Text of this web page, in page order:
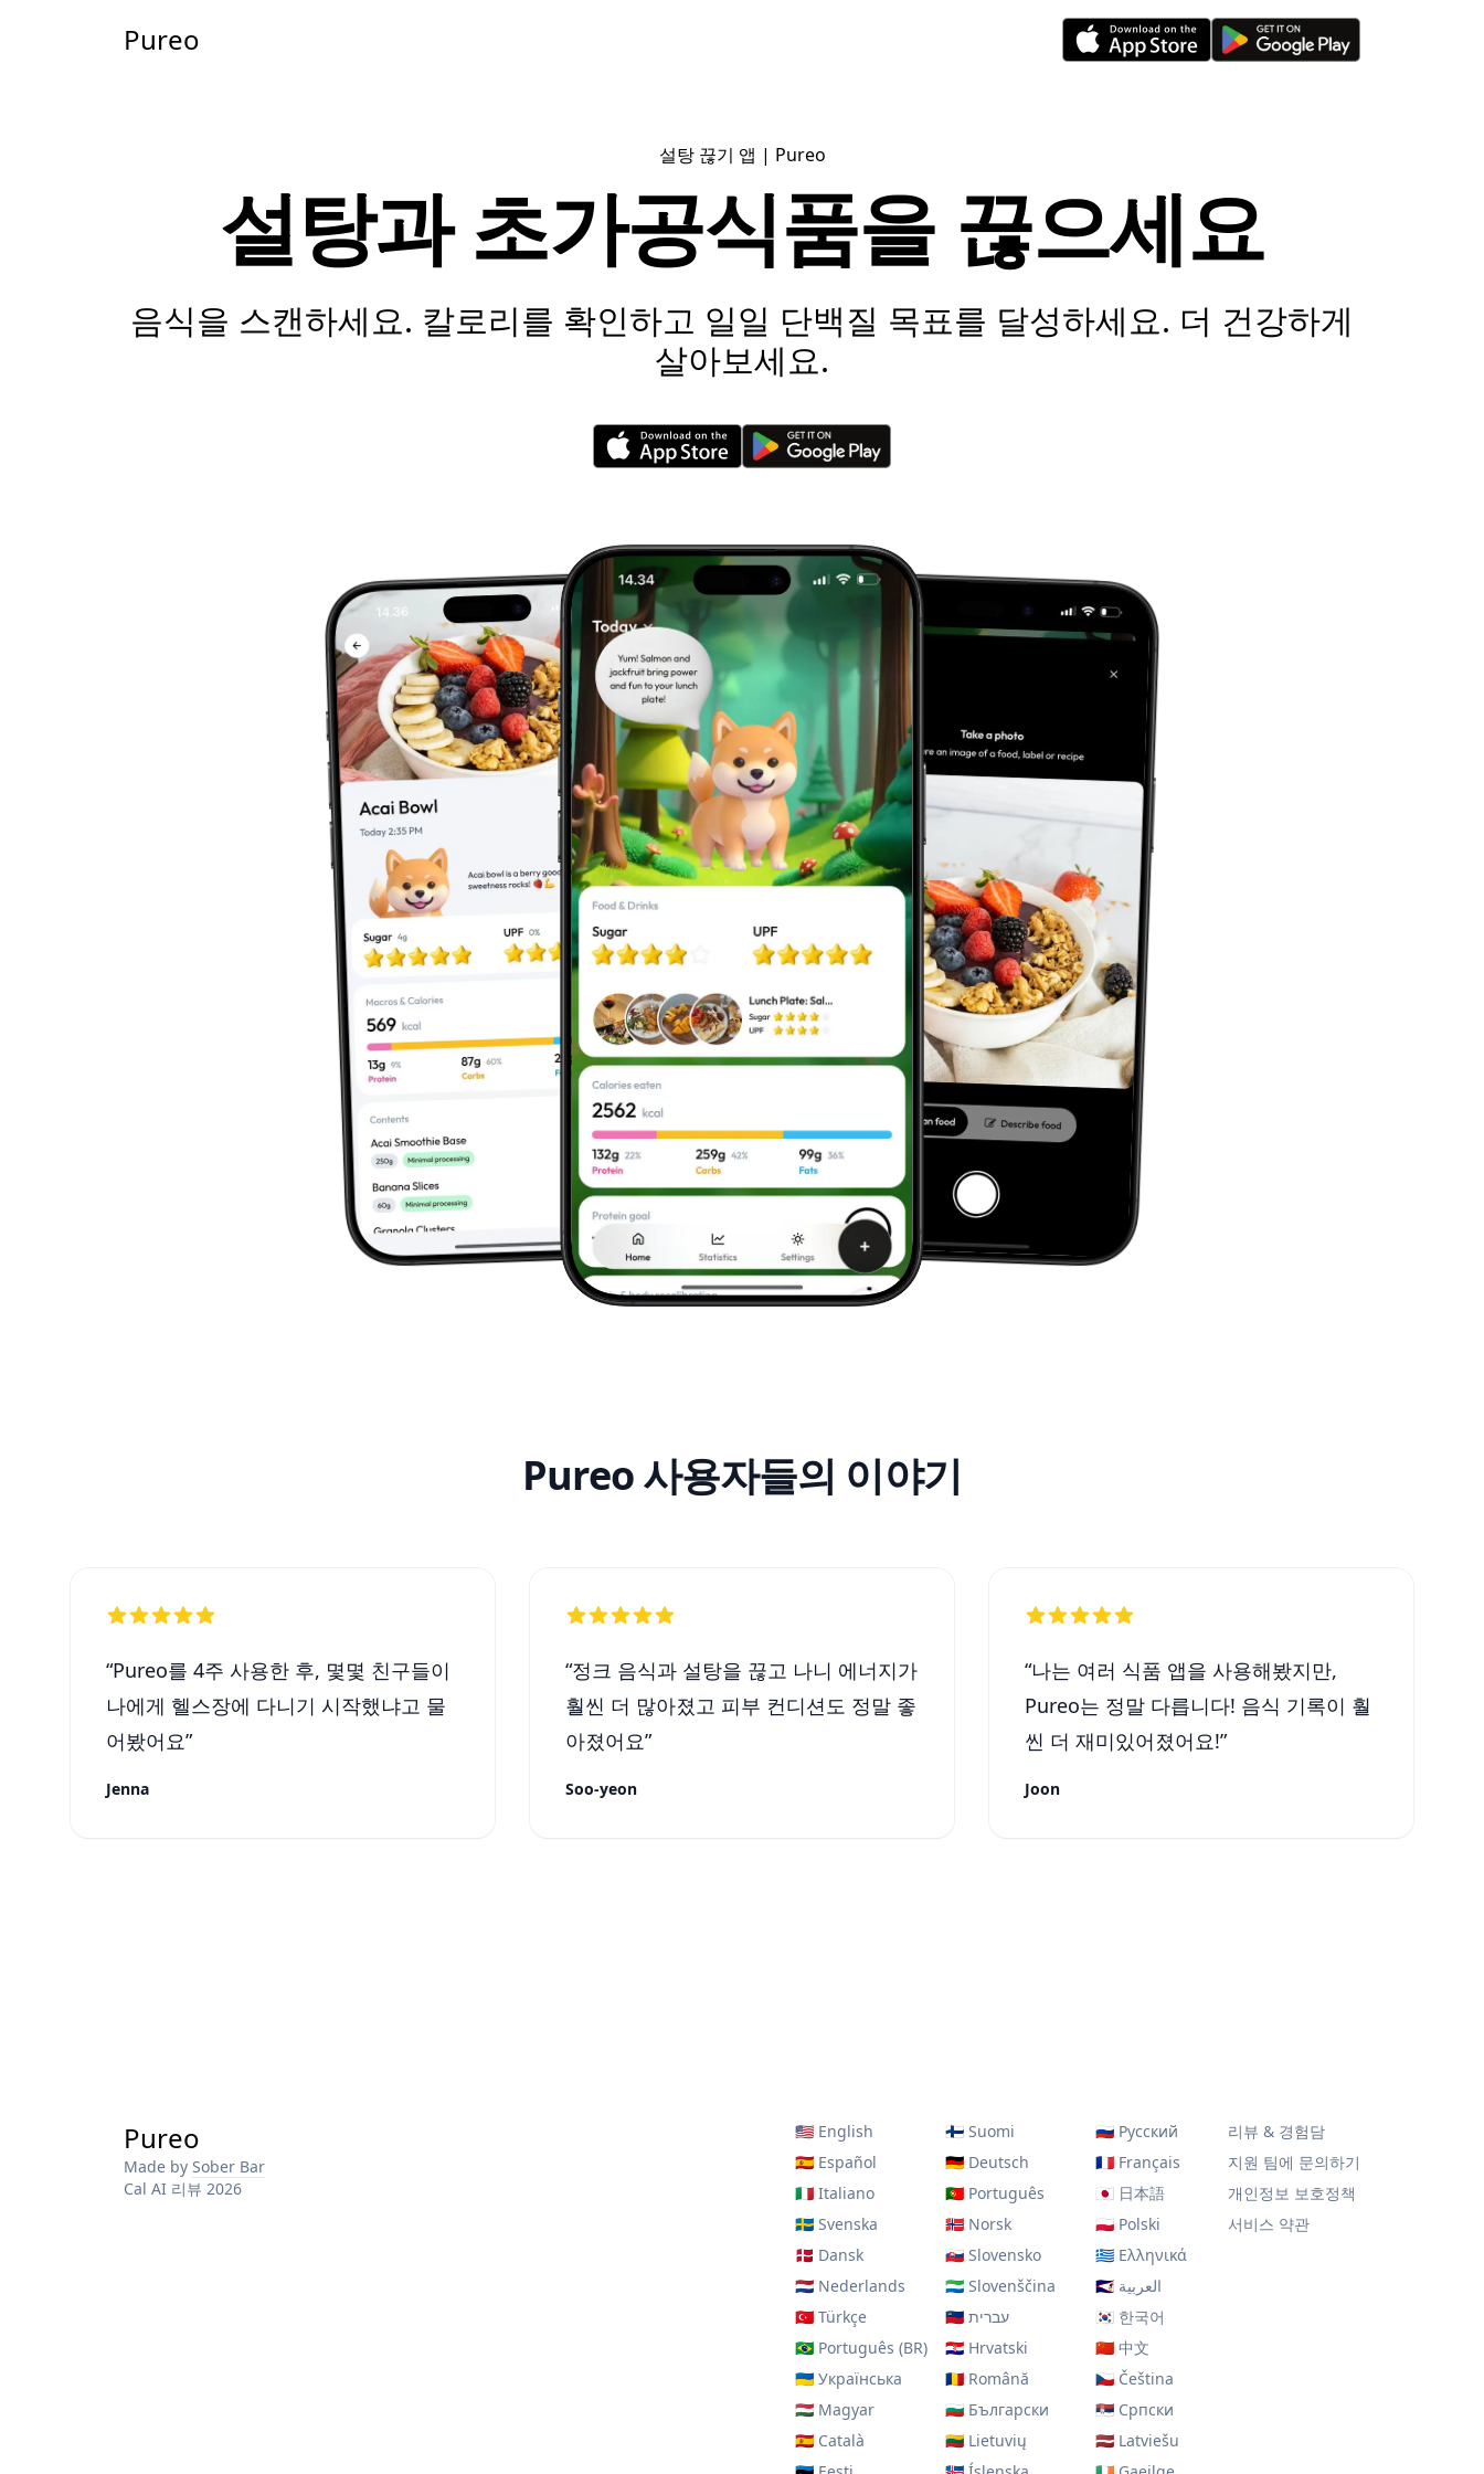
Pureo
설탕 끊기 앱 | Pureo
설탕과 초가공식품을 끊으세요
음식을 스캔하세요. 칼로리를 확인하고 일일 단백질 목표를 달성하세요. 더 건강하게
살아보세요.
Pureo 사용자들의 이야기
“Pureo를 4주 사용한 후, 몇몇 친구들이
나에게 헬스장에 다니기 시작했냐고 물
어봤어요”
Jenna
“정크 음식과 설탕을 끊고 나니 에너지가
훨씬 더 많아졌고 피부 컨디션도 정말 좋
아졌어요”
Soo-yeon
“나는 여러 식품 앱을 사용해봤지만,
Pureo는 정말 다릅니다! 음식 기록이 훨
씬 더 재미있어졌어요!”
Joon
Pureo
Made by Sober Bar
Cal AI 리뷰 2026
🇺🇸 English 🇫🇮 Suomi 🇷🇺 Русский
🇪🇸 Español 🇩🇪 Deutsch 🇫🇷 Français
🇮🇹 Italiano 🇵🇹 Português 🇯🇵 日本語
🇸🇪 Svenska 🇳🇴 Norsk 🇵🇱 Polski
🇩🇰 Dansk 🇸🇰 Slovensko 🇬🇷 Ελληνικά
🇳🇱 Nederlands 🇸🇱 Slovenščina 🇸🇦 العربية
🇹🇷 Türkçe 🇮🇱 עברית 🇰🇷 한국어
🇧🇷 Português (BR) 🇭🇷 Hrvatski 🇨🇳 中文
🇺🇦 Українська 🇷🇴 Română 🇨🇿 Čeština
🇭🇺 Magyar 🇧🇬 Български 🇷🇸 Српски
🇪🇸 Català 🇱🇹 Lietuvių 🇱🇻 Latviešu
리뷰 & 경험담
지원 팀에 문의하기
개인정보 보호정책
서비스 약관